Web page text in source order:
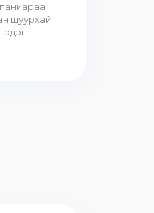
шуурхай